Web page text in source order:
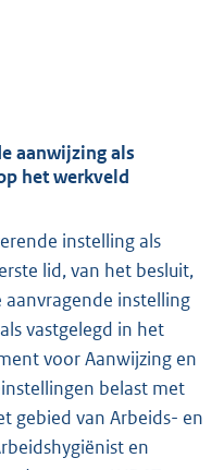
aanwijzing als
het werkveld
instelling als
lid, van het besluit,
instelling
vastgelegd in het
voor Aanwijzing en
belast met
gebied van Arbeids- en
en